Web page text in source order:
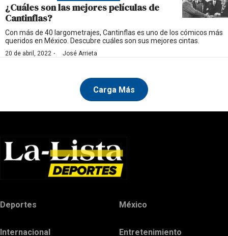
¿Cuáles son las mejores películas de
Cantinflas?
Con más de 40 largometrajes, Cantinflas es uno de los cómicos más
queridos en México. Descubre cuáles son sus mejores cintas.
20 de abril, 2022 · José Arrieta
Carga Más
Deportes México
Internacional Entretenimiento